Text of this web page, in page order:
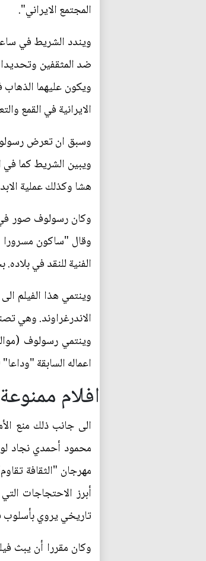
المجتمع الايراني".
ويندد الشريط في
ضد المثقفين
ويكون عليهما الذهاب
الايرانية في القمع
وسبق ان تعرض
ويبين الشريط كما في
هشا وكذلك عملية
وقال "ساكون مسرورا
الفنية للنقد في
وينتمي هذا الفيلم
الاندرغراوند. وهي
اعماله السابقة "وداعا" (1911) و "في ميدوز الابيض" (2009) و "رئيس ريح" (2008) و"جزيرة اهاني"(2005) و
افلام
الى جانب ذلك منع
مهرجان "الثقافة
تاريخي يروي بأسلوب
وكان مقررا أن يبث